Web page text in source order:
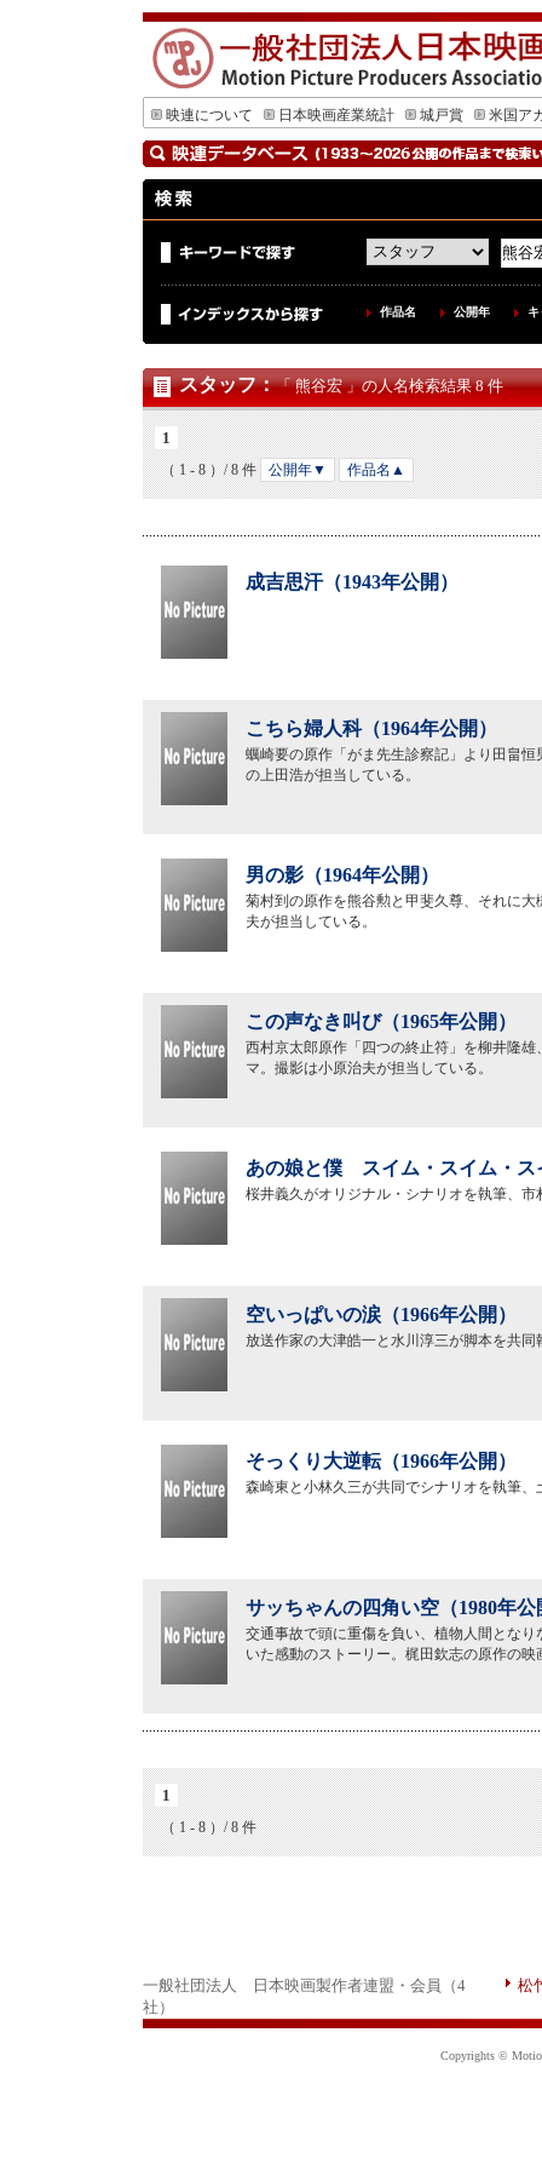
映連について 日本映画産業統計 城戸賞 米国ア
作品名 公開年
スタッフ：「 熊谷宏 」の人名検索結果 8 件
1
（ 1 - 8 ）/ 8 件 公開年▼ 作品名▲
成吉思汗（1943年公開）
こちら婦人科（1964年公開）
蠣崎要の原作「がま先生診察記」より田畠
の上田浩が担当している。
男の影（1964年公開）
菊村到の原作を熊谷勲と甲斐久尊、それに
夫が担当している。
この声なき叫び（1965年公開）
西村京太郎原作「四つの終止符」を柳井隆
マ。撮影は小原治夫が担当している。
あの娘と僕 スイム・スイム・ス
桜井義久がオリジナル・シナリオを執筆、
空いっぱいの涙（1966年公開）
放送作家の大津皓一と水川淳三が脚本を共
そっくり大逆転（1966年公開）
森崎東と小林久三が共同でシナリオを執筆
サッちゃんの四角い空（1980年公
交通事故で頭に重傷を負い、植物人間とな
いた感動のストーリー。梶田欽志の原作の
1
（ 1 - 8 ）/ 8 件
一般社団法人 日本映画製作者連盟・会員（4
社）
松
Copyrights ©